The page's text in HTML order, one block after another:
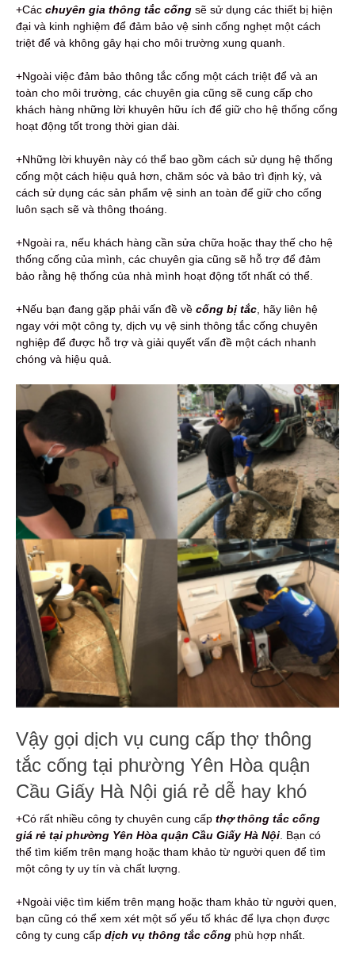
+Các chuyên gia thông tắc cống sẽ sử dụng các thiết bị hiện
đại và kinh nghiệm để đảm bảo vệ sinh cống nghẹt một cách
triệt để và không gây hại cho môi trường xung quanh.
+Ngoài việc đảm bảo thông tắc cống một cách triệt để và an
toàn cho môi trường, các chuyên gia cũng sẽ cung cấp cho
khách hàng những lời khuyên hữu ích để giữ cho hệ thống cống
hoạt động tốt trong thời gian dài.
+Những lời khuyên này có thể bao gồm cách sử dụng hệ thống
cống một cách hiệu quả hơn, chăm sóc và bảo trì định kỳ, và
cách sử dụng các sản phẩm vệ sinh an toàn để giữ cho cống
luôn sạch sẽ và thông thoáng.
+Ngoài ra, nếu khách hàng cần sửa chữa hoặc thay thế cho hệ
thống cống của mình, các chuyên gia cũng sẽ hỗ trợ để đảm
bảo rằng hệ thống của nhà mình hoạt động tốt nhất có thể.
+Nếu bạn đang gặp phải vấn đề về cống bị tắc , hãy liên hệ
ngay với một công ty, dịch vụ vệ sinh thông tắc cống chuyên
nghiệp để được hỗ trợ và giải quyết vấn đề một cách nhanh
chóng và hiệu quả.
Vậy gọi dịch vụ cung cấp thợ thông
tắc cống tại phường Yên Hòa quận
Cầu Giấy Hà Nội giá rẻ dễ hay khó
+Có rất nhiều công ty chuyên cung cấp thợ thông tắc cống
giá rẻ tại phường Yên Hòa quận Cầu Giấy Hà Nội . Bạn có
thể tìm kiếm trên mạng hoặc tham khảo từ người quen để tìm
một công ty uy tín và chất lượng.
+Ngoài việc tìm kiếm trên mạng hoặc tham khảo từ người quen,
bạn cũng có thể xem xét một số yếu tố khác để lựa chọn được
công ty cung cấp dịch vụ thông tắc cống phù hợp nhất.